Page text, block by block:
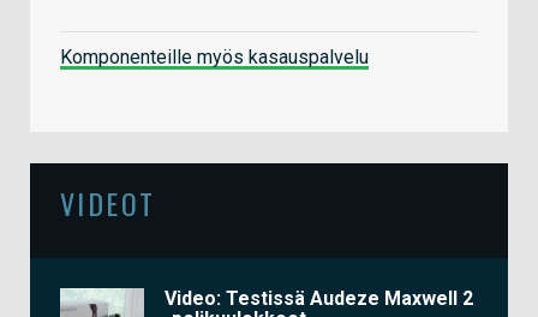
Komponenteille myös kasauspalvelu
VIDEOT
Video: Testissä Audeze Maxwell 2